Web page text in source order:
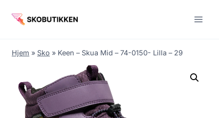
Hjem » Sko » Keen – Skua Mid – 74-0150- Lilla – 29